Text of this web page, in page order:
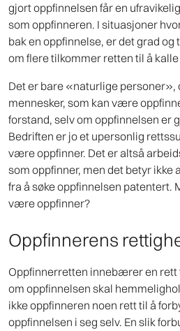
gjort oppfinnelsen får en
som oppfinneren. I situasjoner
bak en oppfinnelse, er det grad
om flere tilkommer retten til å
Det er bare «naturlige personer»,
mennesker, som kan være
forstand, selv om oppfinnelsen er
Bedriften er jo et upersonlig
være oppfinner. Det er altså
som oppfinner, men det betyr ikke
fra å søke oppfinnelsen patentert.
være oppfinner?
Oppfinnerens
Oppfinnerretten innebærer en rett
om oppfinnelsen skal
ikke oppfinneren noen rett til å
oppfinnelsen i seg selv. En slik